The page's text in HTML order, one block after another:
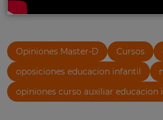
Opiniones Master-D Cursos
oposiciones educacion infantil
opiniones curso auxiliar educacion